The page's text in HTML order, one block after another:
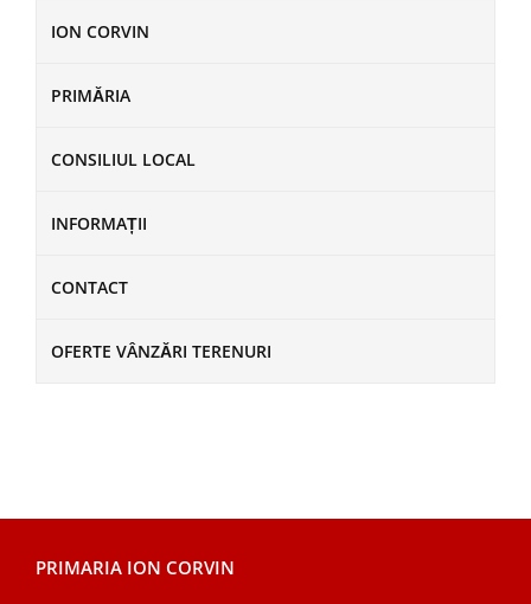
ION CORVIN
PRIMĂRIA
CONSILIUL LOCAL
INFORMAȚII
CONTACT
OFERTE VÂNZĂRI TERENURI
PRIMARIA ION CORVIN